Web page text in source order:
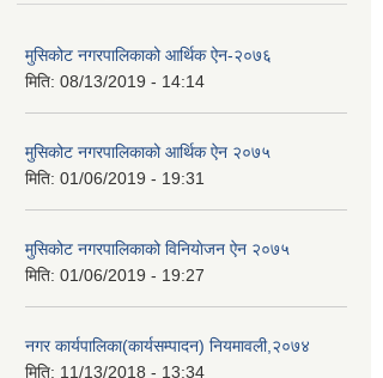
मुसिकोट नगरपालिकाको आर्थिक ऐन-२०७६
मिति: 08/13/2019 - 14:14
मुसिकोट नगरपालिकाको आर्थिक ऐन २०७५
मिति: 01/06/2019 - 19:31
मुसिकोट नगरपालिकाको विनियाेजन ऐन २०७५
मिति: 01/06/2019 - 19:27
नगर कार्यपालिका(कार्यसम्पादन) नियमावली,२०७४
मिति: 11/13/2018 - 13:34